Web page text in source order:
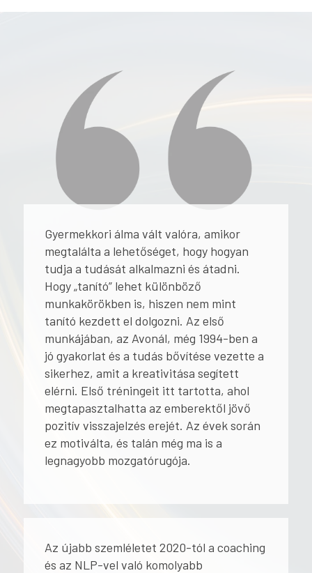
Gyermekkori álma vált valóra, amikor
megtalálta a lehetőséget, hogy hogyan
tudja a tudását alkalmazni és átadni.
Hogy „tanító” lehet különböző
munkakörökben is, hiszen nem mint
tanító kezdett el dolgozni. Az első
munkájában, az Avonál, még 1994-ben a
jó gyakorlat és a tudás bővítése vezette a
sikerhez, amit a kreativitása segített
elérni. Első tréningeit itt tartotta, ahol
megtapasztalhatta az emberektől jövő
pozitív visszajelzés erejét. Az évek során
ez motiválta, és talán még ma is a
legnagyobb mozgatórugója.
Az újabb szemléletet 2020-tól a coaching
és az NLP-vel való komolyabb